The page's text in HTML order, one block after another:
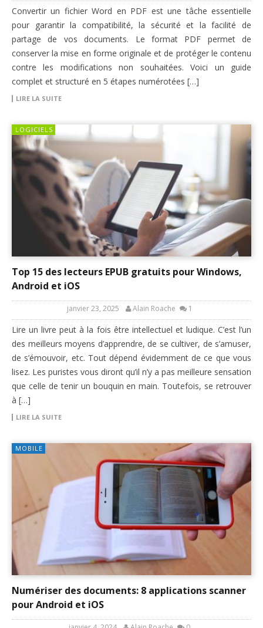
Convertir un fichier Word en PDF est une tâche essentielle
pour garantir la compatibilité, la sécurité et la facilité de
partage de vos documents. Le format PDF permet de
conserver la mise en forme originale et de protéger le contenu
contre les modifications non souhaitées. Voici un guide
complet et structuré en 5 étapes numérotées […]
LIRE LA SUITE
LOGICIELS
Top 15 des lecteurs EPUB gratuits pour Windows,
Android et iOS
janvier 23, 2025 Alain Roache 1
Lire un livre peut à la fois être intellectuel et ludique. C’est l’un
des meilleurs moyens d’apprendre, de se cultiver, de s’amuser,
de s’émouvoir, etc. Tout dépend évidemment de ce que vous
lisez. Les puristes vous diront qu’il n’y a pas meilleure sensation
que celle de tenir un bouquin en main. Toutefois, se retrouver
à […]
LIRE LA SUITE
MOBILE
Numériser des documents: 8 applications scanner
pour Android et iOS